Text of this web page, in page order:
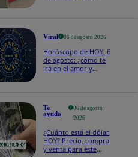
Viral 06 de agosto 2026
Horóscopo de HOY, 6
de agosto: ¿cómo te
irá en el amor y
Te
ayudo
06 de agosto
2026
¿Cuánto está el dólar
HOY? Precio, compra
y venta para este